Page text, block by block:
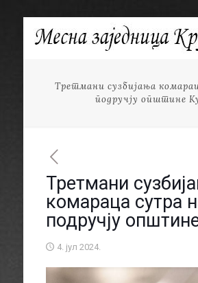
Третмани сузбијања
подручју општине
Третмани
комараца сутра
подручју
4. јул 2024.